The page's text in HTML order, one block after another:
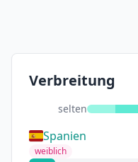
Verbreitung
selten
Spanien
weiblich